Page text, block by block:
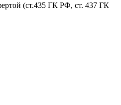
(ст.435 ГК РФ, cт. 437 ГК